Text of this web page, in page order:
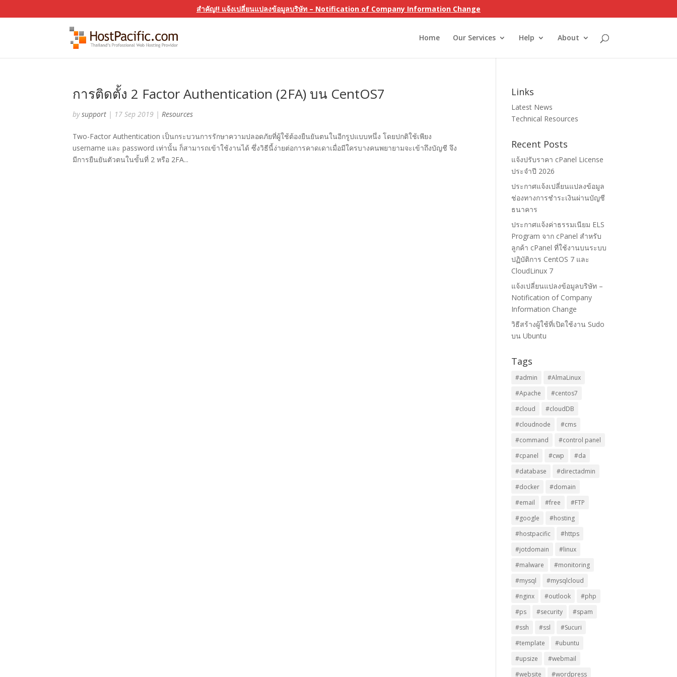
สำคัญ!! แจ้งเปลี่ยนแปลงข้อมูลบริษัท – Notification of Company Information Change
Home Our Services Help About
การติดตั้ง 2 Factor Authentication (2FA) บน CentOS7
bysupport | 17 Sep 2019 |Resources
Two-Factor Authentication เป็นกระบวนการรักษาความปลอดภัยที่ผู้ใช้ต้องยืนยันตนในอีกรูปแบบหนึ่ง โดยปกติใช้เพียง
username และ password เท่านั้น ก็สามารถเข้าใช้งานได้ ซึ่งวิธีนี้ง่ายต่อการคาดเดาเมื่อมีใครบางคนพยายามจะเข้าถึงบัญชี จึง
มีการยืนยันตัวตนในขั้นที่ 2 หรือ 2FA...
Links
Latest News
Technical Resources
Recent Posts
แจ้งปรับราคา cPanel License
ประจำปี 2026
ประกาศแจ้งเปลี่ยนแปลงข้อมูล
ช่องทางการชำระเงินผ่านบัญชี
ธนาคาร
ประกาศแจ้งค่าธรรมเนียม ELS
Program จาก cPanel สำหรับ
ลูกค้า cPanel ที่ใช้งานบนระบบ
ปฏิบัติการ CentOS 7 และ
CloudLinux 7
แจ้งเปลี่ยนแปลงข้อมูลบริษัท –
Notification of Company
Information Change
วิธีสร้างผู้ใช้ที่เปิดใช้งาน Sudo
บน Ubuntu
Tags
#admin
#AlmaLinux
#Apache
#centos7
#cloud
#cloudDB
#cloudnode
#cms
#command
#control panel
#cpanel
#cwp
#da
#database
#directadmin
#docker
#domain
#email
#free
#FTP
#google
#hosting
#hostpacific
#https
#jotdomain
#linux
#malware
#monitoring
#mysql
#mysqlcloud
#nginx
#outlook
#php
#ps
#security
#spam
#ssh
#ssl
#Sucuri
#template
#ubuntu
#upsize
#webmail
#website
#wordpress